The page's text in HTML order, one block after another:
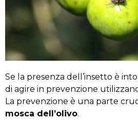
Se la presenza dell’insetto è
di agire in prevenzione
La prevenzione è una parte
mosca dell’olivo.